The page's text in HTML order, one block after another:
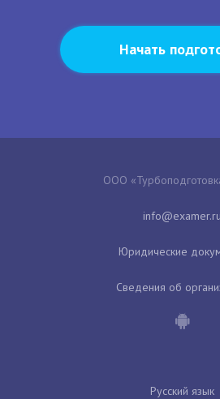
Начать
ООО
Юридические
Сведения об
Русский язык